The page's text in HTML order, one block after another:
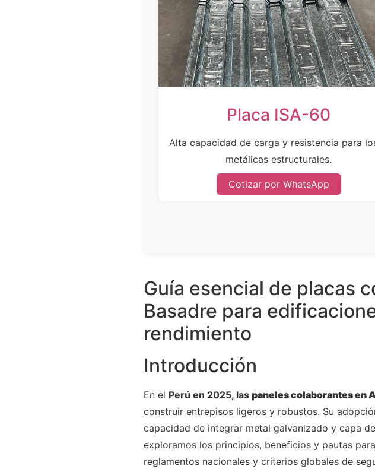
Placa ISA-60
Alta capacidad de carga y resistencia para
metálicas estructurales.
Cotizar por WhatsApp
Guía esencial de placas
Basadre para
rendimiento
Introducción
En el Perú en 2025, las paneles colaborantes en
construir entrepisos ligeros y robustos. Su
capacidad de integrar metal galvanizado y capa
exploramos los principios, beneficios y pautas
reglamentos nacionales y criterios globales de